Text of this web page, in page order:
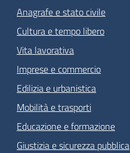
Anagrafe e stato civile
Cultura e tempo libero
Vita lavorativa
Imprese e commercio
Edilizia e urbanistica
Mobilità e trasporti
Educazione e formazione
Giustizia e sicurezza pubblica